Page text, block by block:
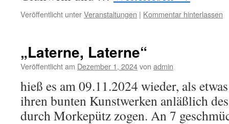
Veröffentlicht unterVeranstaltungen | Kommentar hinterlassen
„Laterne, Laterne“
Veröffentlicht am Dezember 1, 2024von admin
hieß es am 09.11.2024 wieder, als
ihren bunten Kunstwerken anläßlich
durch Morkepütz zogen. An 7